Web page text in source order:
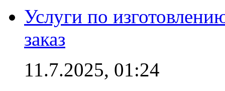
Услуги по
заказ
11.7.2025, 01:24